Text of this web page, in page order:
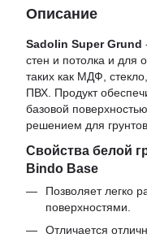
Описание
Sadolin Super Grund
стен и потолка и для
таких как МДФ,
ПВХ. Продукт
базовой
решением для
Свойства белой
Bindo Base
Позволяет легко
поверхностями.
Отличается